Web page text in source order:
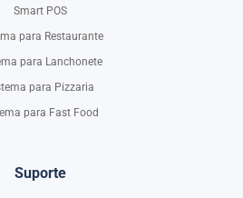
Smart POS
para Restaurante
para Lanchonete
para Pizzaria
para Fast Food
Suporte